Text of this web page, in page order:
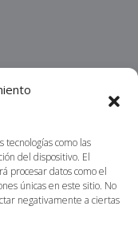
como las
del dispositivo. El
procesar datos como el
únicas en este sitio. No
negativamente a ciertas
en nuestra sitio
,La dirección
no serán
invitamos a
nuestro propósito